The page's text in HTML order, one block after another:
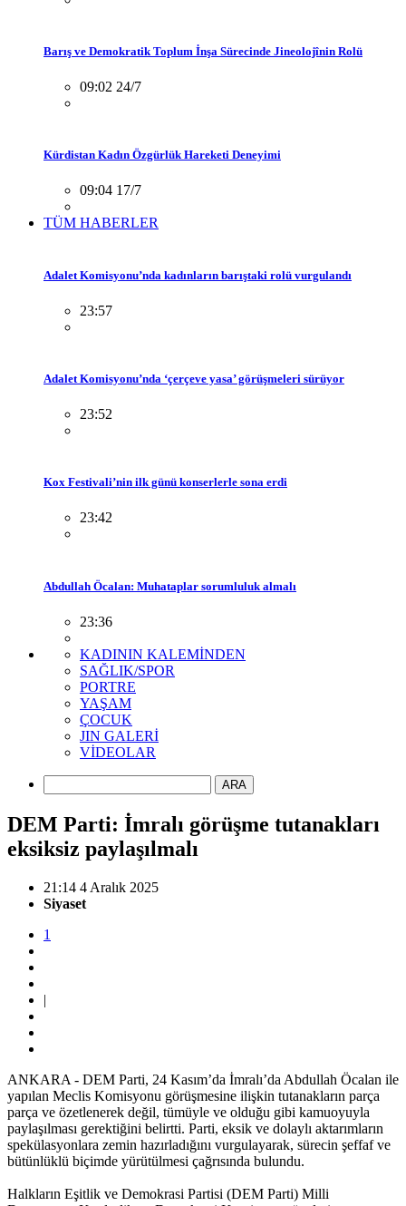
Barış ve Demokratik Toplum İnşa Sürecinde Jineolojînin Rolü
09:02 24/7
Kürdistan Kadın Özgürlük Hareketi Deneyimi
09:04 17/7
TÜM HABERLER
Adalet Komisyonu’nda kadınların barıştaki rolü vurgulandı
23:57
Adalet Komisyonu’nda ‘çerçeve yasa’ görüşmeleri sürüyor
23:52
Kox Festivali’nin ilk günü konserlerle sona erdi
23:42
Abdullah Öcalan: Muhataplar sorumluluk almalı
23:36
KADININ KALEMİNDEN
SAĞLIK/SPOR
PORTRE
YAŞAM
ÇOCUK
JIN GALERİ
VİDEOLAR
ARA
DEM Parti: İmralı görüşme tutanakları
eksiksiz paylaşılmalı
21:14 4 Aralık 2025
Siyaset
1
|
ANKARA - DEM Parti, 24 Kasım’da İmralı’da Abdullah Öcalan ile
yapılan Meclis Komisyonu görüşmesine ilişkin tutanakların parça
parça ve özetlenerek değil, tümüyle ve olduğu gibi kamuoyuyla
paylaşılması gerektiğini belirtti. Parti, eksik ve dolaylı aktarımların
spekülasyonlara zemin hazırladığını vurgulayarak, sürecin şeffaf ve
bütünlüklü biçimde yürütülmesi çağrısında bulundu.
Halkların Eşitlik ve Demokrasi Partisi (DEM Parti) Milli